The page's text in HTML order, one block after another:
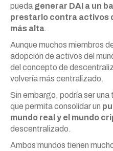
pueda generar DAI a un
prestarlo contra activos
más alta.
Aunque muchos miembros
adopción de activos del
del concepto de
volvería más centralizado.
Sin embargo, podría ser
que permita consolidar un
mundo real y el mundo
descentralizado.
Ambos mundos tienen